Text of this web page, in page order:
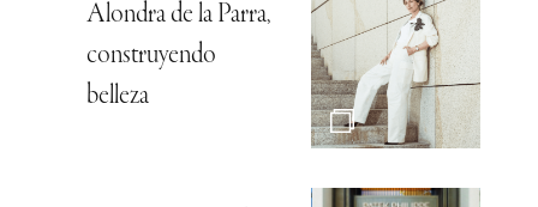
Alondra de la Parra,
construyendo
belleza